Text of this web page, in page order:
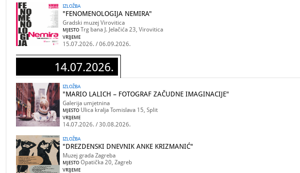
IZLOŽBA
"FENOMENOLOGIJA NEMIRA"
Gradski muzej Virovitica
MJESTO Trg bana J. Jelačića 23, Virovitica
VRIJEME
15.07.2026. / 06.09.2026.
14.07.2026.
IZLOŽBA
"MARIO LALICH – FOTOGRAF ZAČUDNE IMAGINACIJE"
Galerija umjetnina
MJESTO Ulica kralja Tomislava 15, Split
VRIJEME
14.07.2026. / 30.08.2026.
IZLOŽBA
"DREZDENSKI DNEVNIK ANKE KRIZMANIĆ"
Muzej grada Zagreba
MJESTO Opatička 20, Zagreb
VRIJEME